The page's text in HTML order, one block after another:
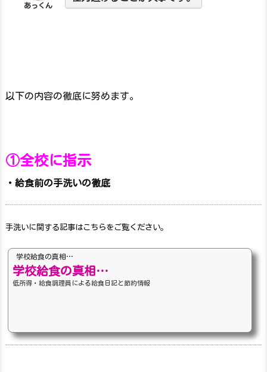
あっくん
以下の内容の徹底に努めます。
①全校に指示
・給食前の手洗いの徹底
手洗いに関する記事はこちらをご覧ください。
学校給食の真相…
学校給食の真相…
低所得・給食調理員による給食日記と節約情報